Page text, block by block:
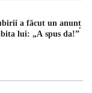
a făcut un anunț
lui: „A spus da!”